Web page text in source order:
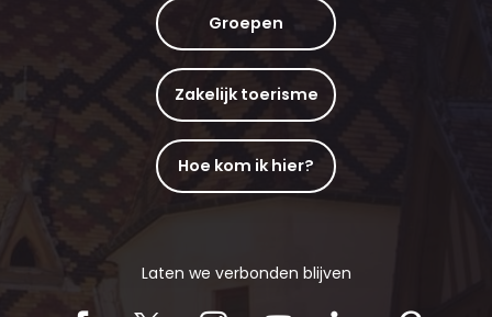
Groepen
Zakelijk toerisme
Hoe kom ik hier?
Laten we verbonden blijven